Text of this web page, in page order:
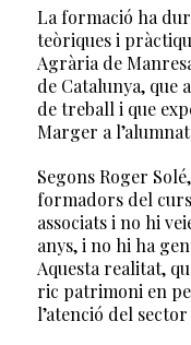
La formació ha
teòriques i
Agrària de
de Catalunya, que
de treball i que
Marger a
Segons Roger
formadors del
associats i no hi
anys, i no hi ha
Aquesta realitat,
ric patrimoni en
l’atenció del